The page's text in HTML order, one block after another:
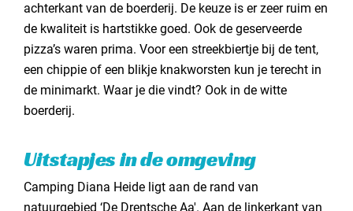
achterkant van de boerderij. De keuze is er zeer ruim en
de kwaliteit is hartstikke goed. Ook de geserveerde
pizza’s waren prima. Voor een streekbiertje bij de tent,
een chippie of een blikje knakworsten kun je terecht in
de minimarkt. Waar je die vindt? Ook in de witte
boerderij.
Uitstapjes in de omgeving
Camping Diana Heide ligt aan de rand van
natuurgebied ‘De Drentsche Aa'. Aan de linkerkant van